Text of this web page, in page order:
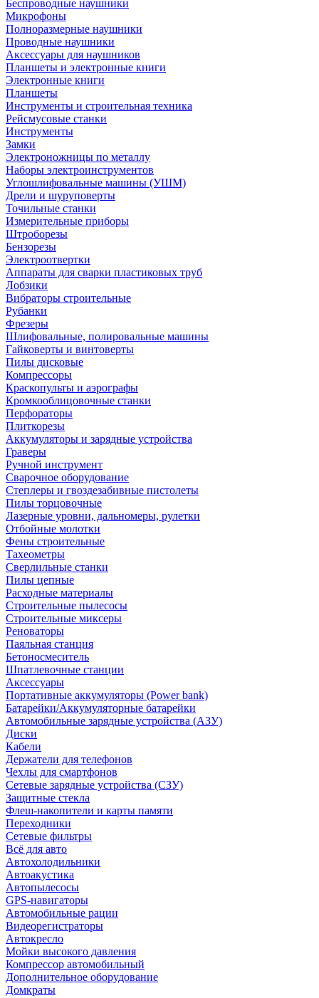
Беспроводные наушники
Микрофоны
Полноразмерные наушники
Проводные наушники
Аксессуары для наушников
Планшеты и электронные книги
Электронные книги
Планшеты
Инструменты и строительная техника
Рейсмусовые станки
Инструменты
Замки
Электроножницы по металлу
Наборы электроинструментов
Углошлифовальные машины (УШМ)
Дрели и шуруповерты
Точильные станки
Измерительные приборы
Штроборезы
Бензорезы
Электроотвертки
Аппараты для сварки пластиковых труб
Лобзики
Вибраторы строительные
Рубанки
Фрезеры
Шлифовальные, полировальные машины
Гайковерты и винтоверты
Пилы дисковые
Компрессоры
Краскопульты и аэрографы
Кромкооблицовочные станки
Перфораторы
Плиткорезы
Аккумуляторы и зарядные устройства
Граверы
Ручной инструмент
Сварочное оборудование
Степлеры и гвоздезабивные пистолеты
Пилы торцовочные
Лазерные уровни, дальномеры, рулетки
Отбойные молотки
Фены строительные
Тахеометры
Сверлильные станки
Пилы цепные
Расходные материалы
Строительные пылесосы
Строительные миксеры
Реноваторы
Паяльная станция
Бетоносмеситель
Шпатлевочные станции
Аксессуары
Портативные аккумуляторы (Power bank)
Батарейки/Аккумуляторные батарейки
Автомобильные зарядные устройства (АЗУ)
Диски
Кабели
Держатели для телефонов
Чехлы для смартфонов
Сетевые зарядные устройства (СЗУ)
Защитные стекла
Флеш-накопители и карты памяти
Переходники
Сетевые фильтры
Всё для авто
Автохолодильники
Автоакустика
Автопылесосы
GPS-навигаторы
Автомобильные рации
Видеорегистраторы
Автокресло
Мойки высокого давления
Компрессор автомобильный
Дополнительное оборудование
Домкраты